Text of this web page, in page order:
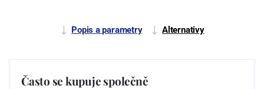
Popis a parametry Alternativy
Často se kupuje společně